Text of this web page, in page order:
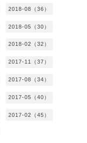
2018-08（36）
2018-05（30）
2018-02（32）
2017-11（37）
2017-08（34）
2017-05（40）
2017-02（45）